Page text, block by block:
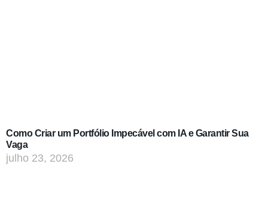
Como Criar um Portfólio Impecável com IA e Garantir Sua
Vaga
julho 23, 2026